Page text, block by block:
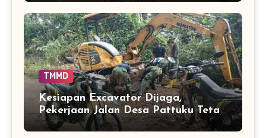
TMMD
Kesiapan Excavator Dijaga,
Pekerjaan Jalan Desa Pattuku Tetap
Berjalan Optimal